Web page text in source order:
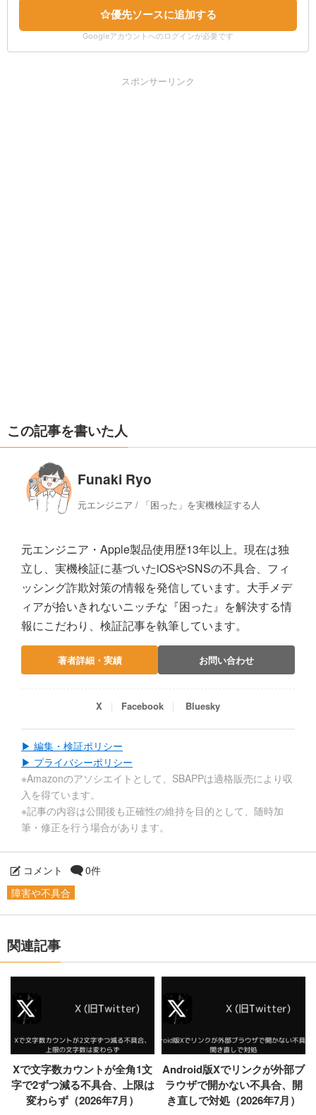
優先ソースに追加する
Googleアカウントへのログインが必要です
スポンサーリンク
この記事を書いた人
Funaki Ryo
元エンジニア / 「困った」を実機検証する人
元エンジニア・Apple製品使用歴13年以上。現在は独
立し、実機検証に基づいたiOSやSNSの不具合、フィ
ッシング詐欺対策の情報を発信しています。大手メデ
ィアが拾いきれないニッチな『困った』を解決する情
報にこだわり、検証記事を執筆しています。
著者詳細・実績 お問い合わせ
X Facebook Bluesky
▶ 編集・検証ポリシー
▶ プライバシーポリシー
※Amazonのアソシエイトとして、SBAPPは適格販売により収
入を得ています。
※記事の内容は公開後も正確性の維持を目的として、随時加
筆・修正を行う場合があります。
コメント
0件
障害や不具合
関連記事
Xで文字数カウントが全角1文
字で2ずつ減る不具合、上限は
変わらず（2026年7月）
Android版Xでリンクが外部ブ
ラウザで開かない不具合、開
き直しで対処（2026年7月）